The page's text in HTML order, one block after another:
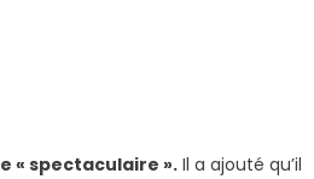
« spectaculaire ». Il a ajouté qu’il